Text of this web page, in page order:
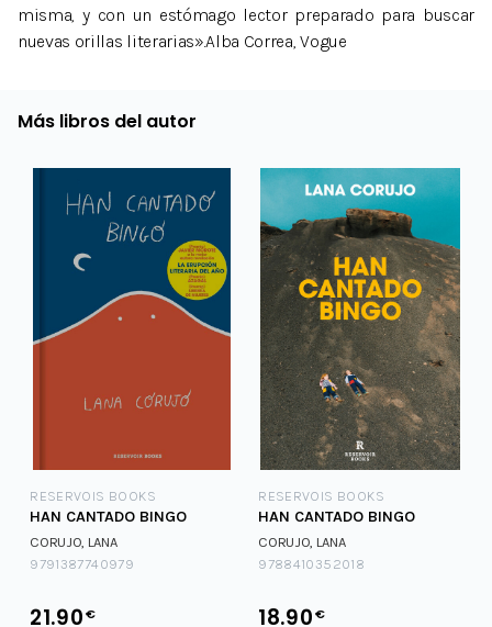
misma, y con un estómago lector preparado para buscar
nuevas orillas literarias».Alba Correa, Vogue
Más libros del autor
RESERVOIS BOOKS
HAN CANTADO BINGO
CORUJO, LANA
9791387740979
21.90€
RESERVOIS BOOKS
HAN CANTADO BINGO
CORUJO, LANA
9788410352018
18.90€